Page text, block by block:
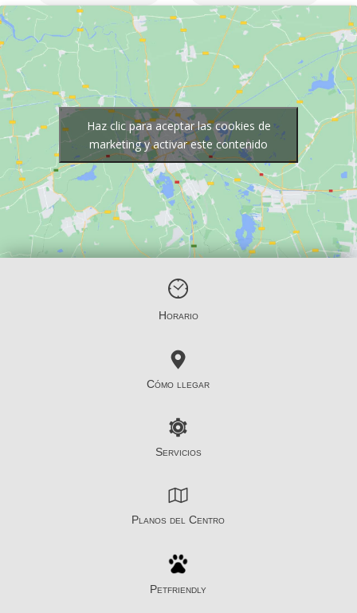
Haz clic para aceptar las cookies de
marketing y activar este contenido
Horario
Cómo llegar
Servicios
Planos del Centro
Petfriendly